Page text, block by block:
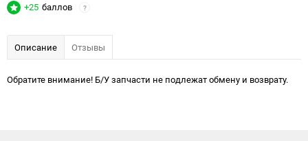
+25 баллов ?
Описание Отзывы
Обратите внимание! Б/У запчасти не подлежат обмену и возврату.